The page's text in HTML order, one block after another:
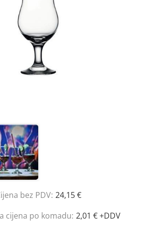
bez PDV: 24,15 €
cijena po komadu: 2,01 € +DDV